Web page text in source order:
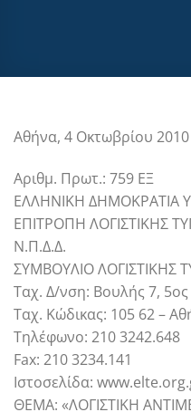
Αθήνα, 4 Οκτωβρίου 2010
Αριθμ. Πρωτ.: 759 ΕΞ
ΕΛΛΗΝΙΚΗ ΔΗΜΟΚΡΑΤΙΑ
ΕΠΙΤΡΟΠΗ ΛΟΓΙΣΤΙΚΗΣ
Ν.Π.Δ.Δ.
ΣΥΜΒΟΥΛΙΟ ΛΟΓΙΣΤΙΚΗΣ
Ταχ. Δ/νση: Βουλής 7,
Ταχ. Κώδικας: 105 62 –
Τηλέφωνο: 210 3242.648
Fax: 210 3234.141
Ιστοσελίδα:
ΘΕΜΑ: «ΛΟΓΙΣΤΙΚΗ